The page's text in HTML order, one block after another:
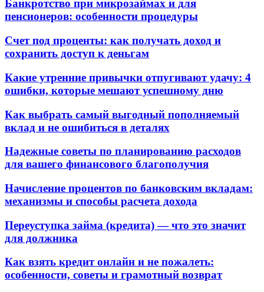
Банкротство при микрозаймах и для
пенсионеров: особенности процедуры
Счет под проценты: как получать доход и
сохранить доступ к деньгам
Какие утренние привычки отпугивают удачу: 4
ошибки, которые мешают успешному дню
Как выбрать самый выгодный пополняемый
вклад и не ошибиться в деталях
Надежные советы по планированию расходов
для вашего финансового благополучия
Начисление процентов по банковским вкладам:
механизмы и способы расчета дохода
Переуступка займа (кредита) — что это значит
для должника
Как взять кредит онлайн и не пожалеть:
особенности, советы и грамотный возврат